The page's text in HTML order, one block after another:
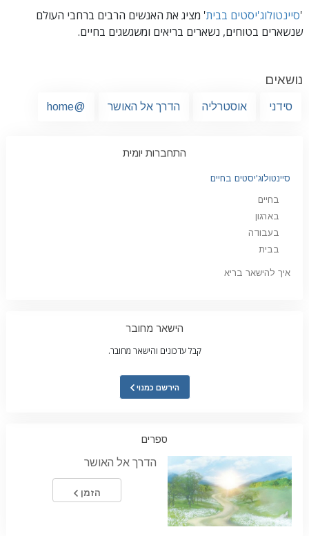
'סיינטולוג'יסטים בבית' מציג את האנשים הרבים ברחבי העולם
שנשארים בטוחים, נשארים בריאים ומשגשגים בחיים.
נושאים
סידני אוסטרליה הדרך אל האושר @home
התחברות יומית
סיינטולוג'יסטים בחיים
בחיים
בארגון
בעבודה
בבית
איך להישאר בריא
הישאר מחובר
קבל עדכונים והישאר מחובר.
הירשם כמנוי
ספרים
הדרך אל האושר
הזמן